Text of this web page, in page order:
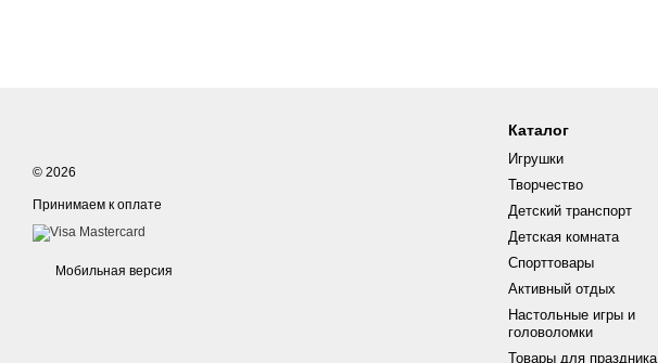
© 2026
Принимаем к оплате
Мобильная версия
Каталог
Игрушки
Творчество
Детский транспорт
Детская комната
Спорттовары
Активный отдых
Настольные игры и
головоломки
Товары для праздника